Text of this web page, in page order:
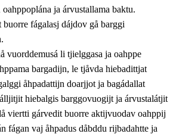
ja árvustallama baktu.
fágalasj dájdov gå barggi
vuorddemusá li tjielggasa ja oahppe
bargadijn, le tjåvda hiebadittjat
åhpadattijn doarjjot ja bagádallat
hiebalgis barggovuogijt ja árvustalátjit
viertti gárvedit buorre aktijvuodav oahppij
fágan vaj åhpadus dåbddu rijbadahtte ja